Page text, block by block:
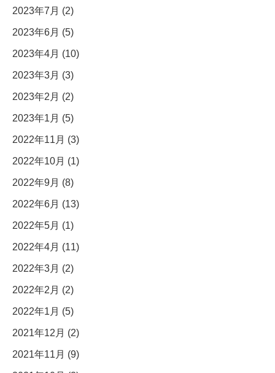
2023年7月 (2)
2023年6月 (5)
2023年4月 (10)
2023年3月 (3)
2023年2月 (2)
2023年1月 (5)
2022年11月 (3)
2022年10月 (1)
2022年9月 (8)
2022年6月 (13)
2022年5月 (1)
2022年4月 (11)
2022年3月 (2)
2022年2月 (2)
2022年1月 (5)
2021年12月 (2)
2021年11月 (9)